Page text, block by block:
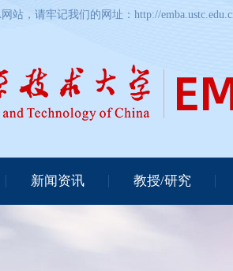
，请牢记我们的网址：http://
新闻资讯 教授/研究